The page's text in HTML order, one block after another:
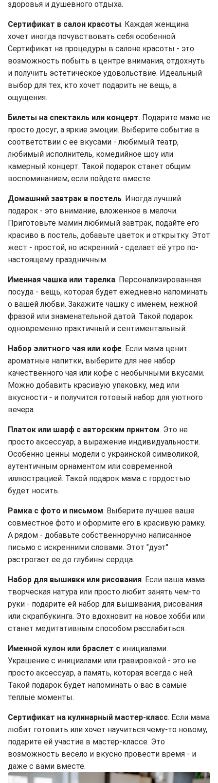
здоровья и душевного отдыха.
Сертификат в салон красоты. Каждая женщина
хочет иногда почувствовать себя особенной.
Сертификат на процедуры в салоне красоты - это
возможность побыть в центре внимания, отдохнуть
и получить эстетическое удовольствие. Идеальный
выбор для тех, кто хочет подарить не вещь, а
ощущения.
Билеты на спектакль или концерт. Подарите маме не
просто досуг, а яркие эмоции. Выберите событие в
соответствии с ее вкусами - любимый театр,
любимый исполнитель, комедийное шоу или
камерный концерт. Такой подарок станет общим
воспоминанием, если пойдете вместе.
Домашний завтрак в постель. Иногда лучший
подарок - это внимание, вложенное в мелочи.
Приготовьте мамин любимый завтрак, подайте его
красиво в постель, добавьте цветок и открытку. Этот
жест - простой, но искренний - сделает её утро по-
настоящему праздничным.
Именная чашка или тарелка. Персонализированная
посуда - вещь, которая будет ежедневно напоминать
о вашей любви. Закажите чашку с именем, нежной
фразой или знаменательной датой. Такой подарок
одновременно практичный и сентиментальный.
Набор элитного чая или кофе. Если мама ценит
ароматные напитки, выберите для нее набор
качественного чая или кофе с необычными вкусами.
Можно добавить красивую упаковку, мед или
вкусности - и получится готовый набор для уютного
вечера.
Платок или шарф с авторским принтом. Это не
просто аксессуар, а выражение индивидуальности.
Особенно ценны модели с украинской символикой,
аутентичным орнаментом или современной
иллюстрацией. Такой подарок мама с гордостью
будет носить.
Рамка с фото и письмом. Выберите лучшее ваше
совместное фото и оформите его в красивую рамку.
А рядом - добавьте собственноручно написанное
письмо с искренними словами. Этот "дуэт"
растрогает ее до глубины сердца.
Набор для вышивки или рисования. Если ваша мама
творческая натура или просто любит занять чем-то
руки - подарите ей набор для вышивания, рисования
или скрапбукинга. Это вдохновит на новое хобби или
станет медитативным способом расслабиться.
Именной кулон или браслет с инициалами.
Украшение с инициалами или гравировкой - это не
просто аксессуар, а память, которая всегда с ней.
Такой подарок будет напоминать о вас в самые
теплые моменты.
Сертификат на кулинарный мастер-класс. Если мама
любит готовить или хочет научиться чему-то новому,
подарите ей участие в мастер-классе. Это
возможность весело и вкусно провести время - и
даже с вами вместе.